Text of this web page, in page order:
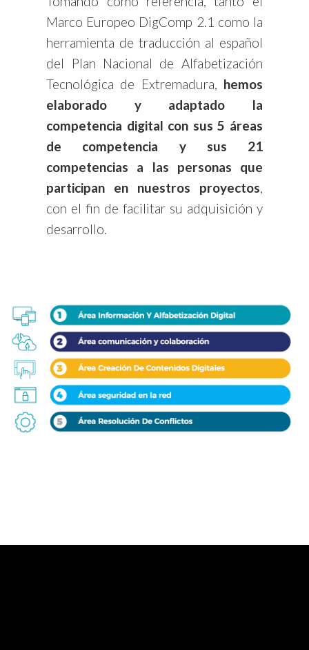
Marco Europeo DigComp 2.1 como la
herramienta de traducción al español
del Plan Nacional de Alfabetización
Tecnológica de Extremadura, hemos
elaborado y adaptado la
competencia digital con sus 5 áreas
de competencia y sus 21
competencias a las personas que
participan en nuestros proyectos,
con el fin de facilitar su adquisición y
desarrollo.